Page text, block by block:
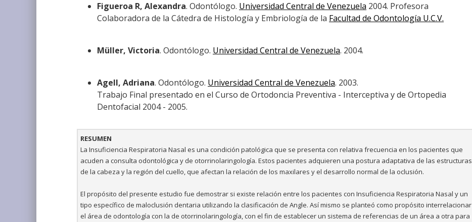
Figueroa R, Alexandra. Odontólogo. Universidad Central de Venezuela 2004. Profesora
Colaboradora de la Cátedra de Histología y Embriología de la Facultad de Odontología U.C.V.
Müller, Victoria. Odontólogo. Universidad Central de Venezuela. 2004.
Agell, Adriana. Odontólogo. Universidad Central de Venezuela. 2003.
Trabajo Final presentado en el Curso de Ortodoncia Preventiva - Interceptiva y de Ortopedia
Dentofacial 2004 - 2005.
RESUMEN
La Insuficiencia Respiratoria Nasal es una condición patológica que se presenta con relativa frecuencia en los pacientes que
acuden a consulta odontológica y de otorrinolaringología. Estos pacientes adquieren una postura adaptativa de las estructuras
de la cabeza y la región del cuello, que afectan la relación de los maxilares y el desarrollo normal de la oclusión.
El propósito del presente estudio fue demostrar si existe relación entre los pacientes con Insuficiencia Respiratoria Nasal y un
tipo específico de maloclusión dentaria utilizando la clasificación de Angle. Así mismo se planteó como propósito interrelacionar
el área de odontología con la de otorrinolaringología, con el fin de establecer un sistema de referencias de un área a otra para